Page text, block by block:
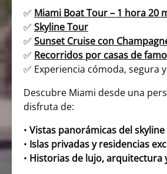
✅ Miami Boat Tour – 1 hora 20
✅ Skyline Tour
✅ Sunset Cruise con
✅ Recorridos por casas de
✅ Experiencia cómoda, segura
Descubre Miami desde una
disfruta de:
• Vistas panorámicas del skyline
• Islas privadas y residencias
• Historias de lujo, arquitectura